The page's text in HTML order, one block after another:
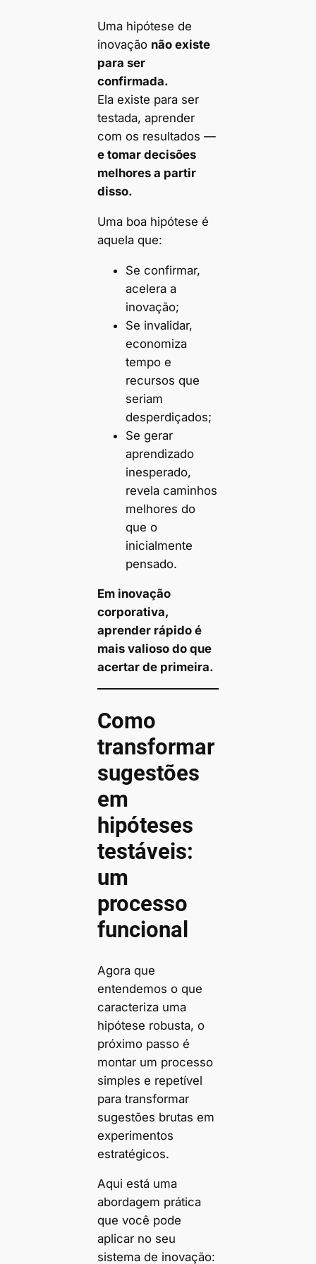
Uma hipótese de
inovação não existe
para ser
confirmada.
Ela existe para ser
testada, aprender
com os resultados —
e tomar decisões
melhores a partir
disso.
Uma boa hipótese é
aquela que:
Se confirmar,
acelera a
inovação;
Se invalidar,
economiza
tempo e
recursos que
seriam
desperdiçados;
Se gerar
aprendizado
inesperado,
revela caminhos
melhores do
que o
inicialmente
pensado.
Em inovação
corporativa,
aprender rápido é
mais valioso do que
acertar de primeira.
Como
transformar
sugestões
em
hipóteses
testáveis:
um
processo
funcional
Agora que
entendemos o que
caracteriza uma
hipótese robusta, o
próximo passo é
montar um processo
simples e repetível
para transformar
sugestões brutas em
experimentos
estratégicos.
Aqui está uma
abordagem prática
que você pode
aplicar no seu
sistema de inovação: